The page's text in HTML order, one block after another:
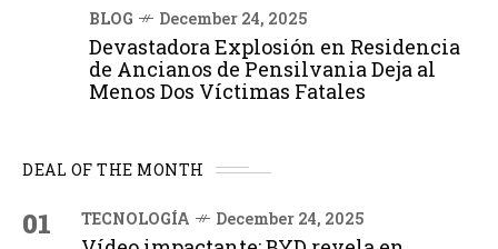
BLOG December 24, 2025
Devastadora Explosión en Residencia
de Ancianos de Pensilvania Deja al
Menos Dos Víctimas Fatales
DEAL OF THE MONTH
01 TECNOLOGÍA December 24, 2025